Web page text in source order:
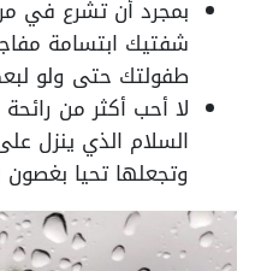
بمجرد أن تشرع في
شفتيك ابتسامة
طفولتك حتى ولو
لا أحب أكثر من
السلام الذي ينزل
وتجعلها تحيا بغصون